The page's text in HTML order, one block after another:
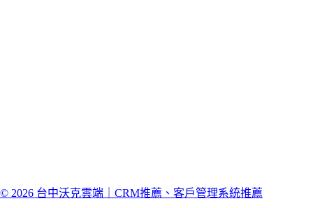
© 2026 台中沃克雲端｜CRM推薦、客戶管理系統推薦